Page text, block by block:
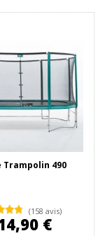
Trampolin 490
(158 avis)
€